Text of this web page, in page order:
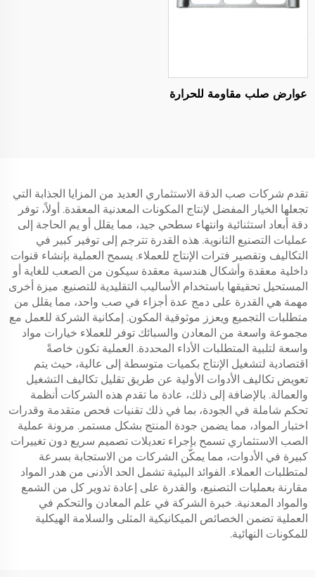
عوارض صلب مقاومة للحرارة
تقدم شركات صب الدقة الاستثماري العديد من المزايا الجذابة التي
تجعلها الخيار المفضل لإنتاج المكونات المعدنية المعقدة. أولاً، توفر
دقة أبعاد استثنائية وانتهاء سطحي جيد، مما يقلل أو يم الحاجة إلى
عمليات التصنيع الثانوية. هذه القدرة تترجم إلى توفير كبير في
التكاليف وتقصير فترات الإنتاج للعملاء. يسمح العملية بإنشاء قنوات
داخلية معقدة وأشكال هندسية معقدة سيكون من الصعب للغاية أو
المستحيل تحقيقها باستخدام الأساليب التقليدية للتصنيع. ميزة أخرى
مهمة هي القدرة على دمج عدة أجزاء في صب واحد، مما يقلل من
متطلبات التجميع ويعزز موثوقية المكون. إمكانية الشركة للعمل مع
مجموعة واسعة من المعادن والسبائك توفر للعملاء خيارات مواد
واسعة لتلبية المتطلبات الأداء المحددة. العملية تكون خاصةً
اقتصادية لتشغيل الإنتاج بكميات متوسطة إلى عالية، حيث يتم
تعويض تكاليف الأدوات الأولية عن طريق تقليل تكاليف التشغيل
والعمالة. بالإضافة إلى ذلك، عادة ما تقدم هذه الشركات أنظمة
تحكم شاملة في الجودة، بما في ذلك تقنيات فحص متقدمة وقدرات
اختبار المواد، مما يضمن جودة المنتج بشكل مستمر. مرونة عملية
الصب الاستثماري تسمح بإجراء تعديلات تصميم سريع دون تغييرات
كبيرة في الأدوات، مما يمكّن الشركات من الاستجابة بسرعة
لمتطلبات العملاء. الفوائد البيئية تشمل الحد الأدنى من هدر المواد
مقارنة بعمليات التصنيع، والقدرة على إعادة تدوير كل من الشمع
والمواد المعدنية. خبرة الشركة في علم المعادن والتحكم في
العملية تضمن الخصائص الميكانيكية المثلى والسلامة الهيكلية
للمكونات النهائية.